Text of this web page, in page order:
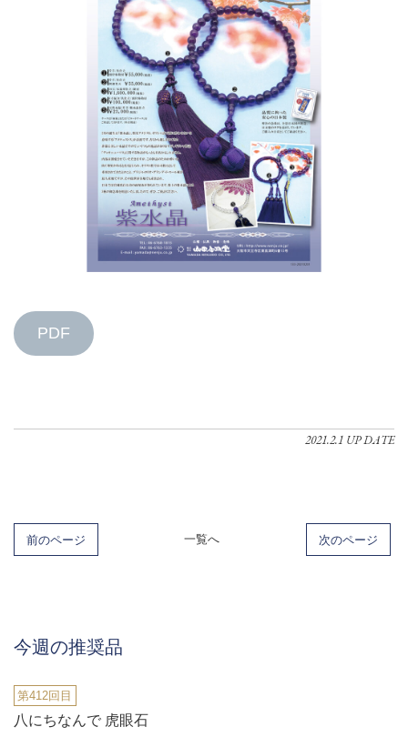
PDF
2021.2.1 UP DATE
前のページ 一覧へ 次のページ
今週の推奨品
第412回目
八にちなんで 虎眼石